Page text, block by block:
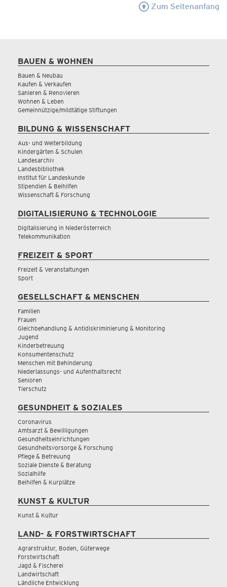
Zum Seitenanfang
BAUEN & WOHNEN
Bauen & Neubau
Kaufen & Verkaufen
Sanieren & Renovieren
Wohnen & Leben
Gemeinnützige/mildtätige Stiftungen
BILDUNG & WISSENSCHAFT
Aus- und Weiterbildung
Kindergärten & Schulen
Landesarchiv
Landesbibliothek
Institut für Landeskunde
Stipendien & Beihilfen
Wissenschaft & Forschung
DIGITALISIERUNG & TECHNOLOGIE
Digitalisierung in Niederösterreich
Telekommunikation
FREIZEIT & SPORT
Freizeit & Veranstaltungen
Sport
GESELLSCHAFT & MENSCHEN
Familien
Frauen
Gleichbehandlung & Antidiskriminierung & Monitoring
Jugend
Kinderbetreuung
Konsumentenschutz
Menschen mit Behinderung
Niederlassungs- und Aufenthaltsrecht
Senioren
Tierschutz
GESUNDHEIT & SOZIALES
Coronavirus
Amtsarzt & Bewilligungen
Gesundheitseinrichtungen
Gesundheitsvorsorge & Forschung
Pflege & Betreuung
Soziale Dienste & Beratung
Sozialhilfe
Beihilfen & Kurplätze
KUNST & KULTUR
Kunst & Kultur
LAND- & FORSTWIRTSCHAFT
Agrarstruktur, Boden, Güterwege
Forstwirtschaft
Jagd & Fischerei
Landwirtschaft
Ländliche Entwicklung